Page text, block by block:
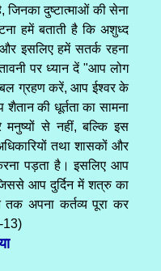
दुष्टात्माओं की सेना
हमें बताती है कि अशुध्द
इसलिए हमें सतर्क रहना
पर ध्यान दें "आप लोग
ग्रहण करें, आप ईश्वर के
की धूर्तता का सामना
मनुष्यों से नहीं, बल्कि इस
तथा शासकों और
पड़ता है। इसलिए आप
आप दुर्दिन में शत्रु का
अपना कर्तव्य पूरा कर
13)